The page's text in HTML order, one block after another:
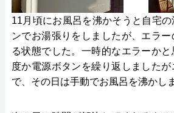
11月頃にお風呂を沸かそうと自宅
ンでお湯張りをしましたが、エラ
る状態でした。一時的なエラーか
度か電源ボタンを繰り返しました
で、その日は手動でお風呂を沸かし